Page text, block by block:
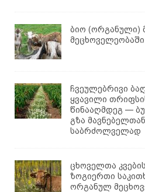
ბიო (ორგანული)
მეცხოველეობაში
ჩვეულებრივი
ყვავილი
წინააღმდეგ —
გზა მავნებელთან
საბრძოლველად
ცხოველთა კვების
ზოგიერთი
ორგანულ